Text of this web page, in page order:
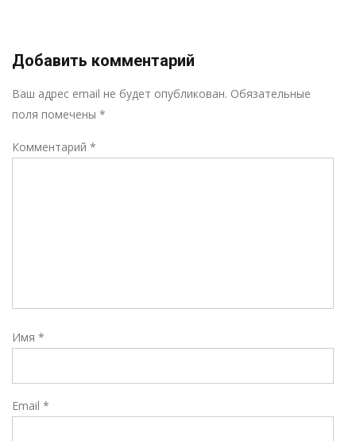
Добавить комментарий
Ваш адрес email не будет опубликован. Обязательные
поля помечены *
Комментарий *
Имя *
Email *